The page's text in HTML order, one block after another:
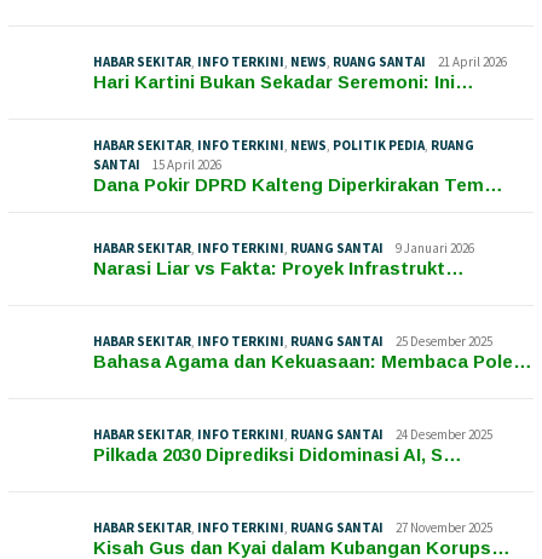
HABAR SEKITAR, INFO TERKINI, NEWS, RUANG SANTAI 21 April 2026
Hari Kartini Bukan Sekadar Seremoni: Ini…
HABAR SEKITAR, INFO TERKINI, NEWS, POLITIK PEDIA, RUANG
SANTAI
15 April 2026
Dana Pokir DPRD Kalteng Diperkirakan Tem…
HABAR SEKITAR, INFO TERKINI, RUANG SANTAI 9 Januari 2026
Narasi Liar vs Fakta: Proyek Infrastrukt…
HABAR SEKITAR, INFO TERKINI, RUANG SANTAI 25 Desember 2025
Bahasa Agama dan Kekuasaan: Membaca Pole…
HABAR SEKITAR, INFO TERKINI, RUANG SANTAI 24 Desember 2025
Pilkada 2030 Diprediksi Didominasi AI, S…
HABAR SEKITAR, INFO TERKINI, RUANG SANTAI 27 November 2025
Kisah Gus dan Kyai dalam Kubangan Korups…